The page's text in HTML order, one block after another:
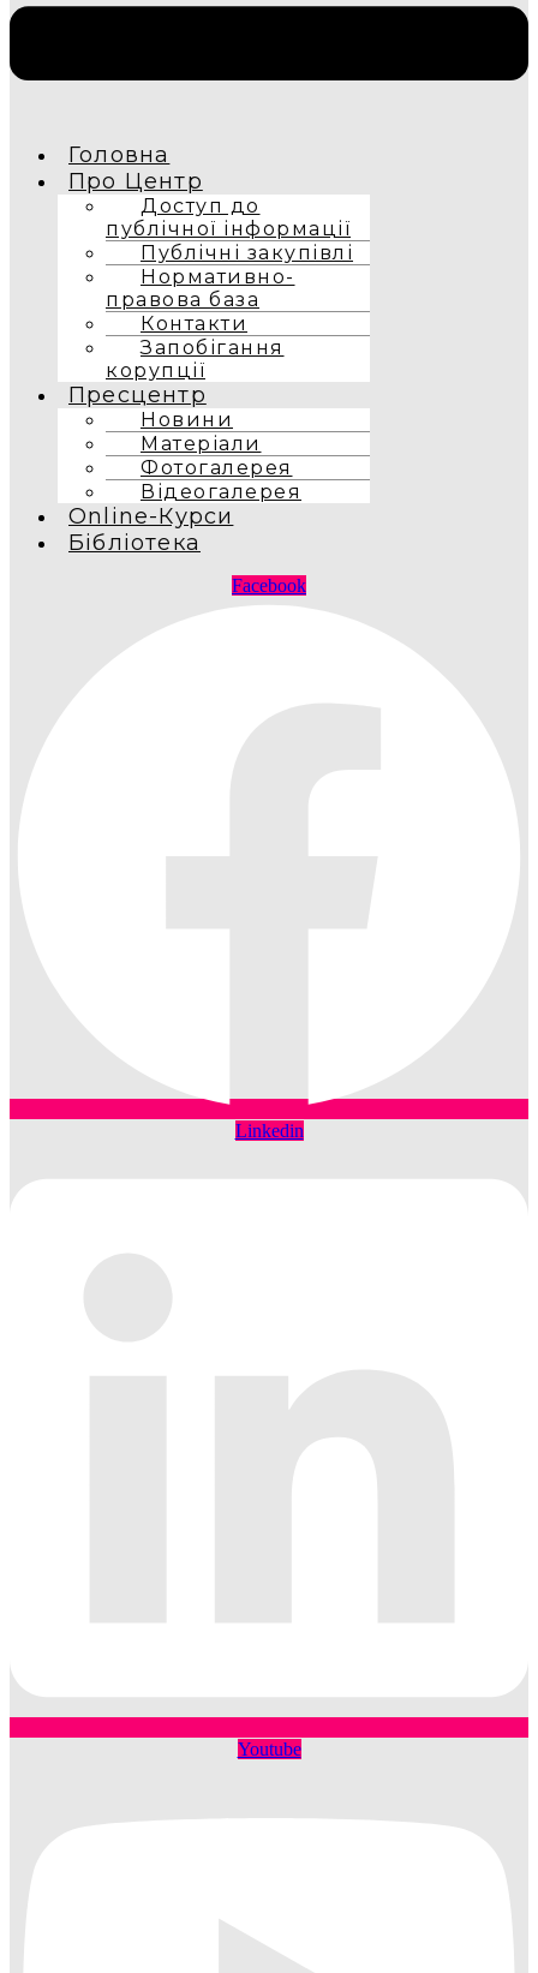
Головна
Про Центр
Доступ до
публічної інформації
Публічні закупівлі
Нормативно-
правова база
Контакти
Запобігання
корупції
Пресцентр
Новини
Матеріали
Фотогалерея
Відеогалерея
Online-Курси
Бібліотека
Facebook
Linkedin
Youtube